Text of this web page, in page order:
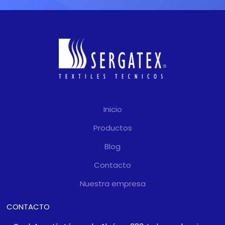
Inicio
Productos
Blog
Contacto
Nuestra empresa
CONTACTO